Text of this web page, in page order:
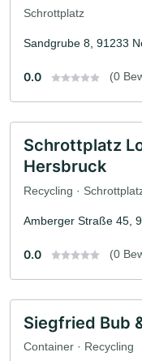
Schrottplatz
Sandgrube 8, 91233
0.0 (0
Schrottplatz
Hersbruck
Recycling ·
Amberger Straße 45,
0.0 (0
Siegfried Bub
Container · Recycling